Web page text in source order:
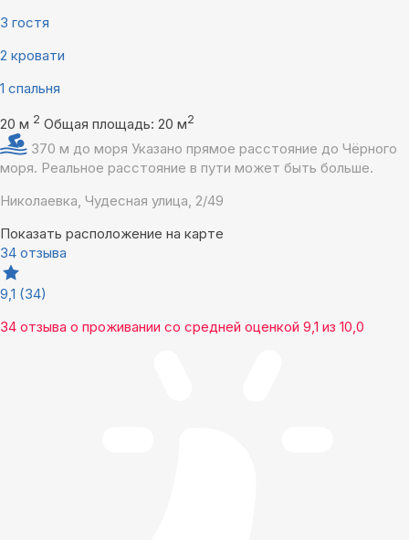
3 гостя
2 кровати
1 спальня
20 м 2 Общая площадь: 20 м2
370 м до моря Указано прямое расстояние до Чёрного
моря. Реальное расстояние в пути может быть больше.
Николаевка, Чудесная улица, 2/49
Показать расположение на карте
34 отзыва
9,1 (34)
34 отзыва о проживании со средней оценкой 9,1 из 10,0